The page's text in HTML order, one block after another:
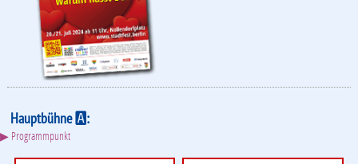
HauptbühneA:
▶ Programmpunkt